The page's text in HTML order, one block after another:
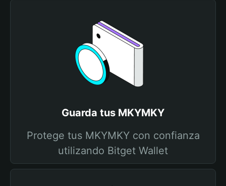
Guarda tus MKYMKY
Protege tus MKYMKY con confianza
utilizando Bitget Wallet